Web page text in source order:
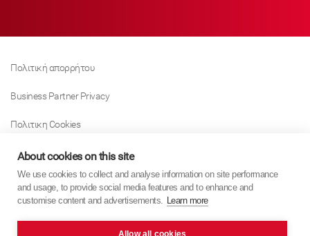
Πολιτική απορρήτου
Business Partner Privacy
Πολιτικη Cookies
Modern Slavery Act Policy
Tax Strategy
About cookies on this site
We use cookies to collect and analyse information on site performance
and usage, to provide social media features and to enhance and
customise content and advertisements. Learn more
Allow all cookies